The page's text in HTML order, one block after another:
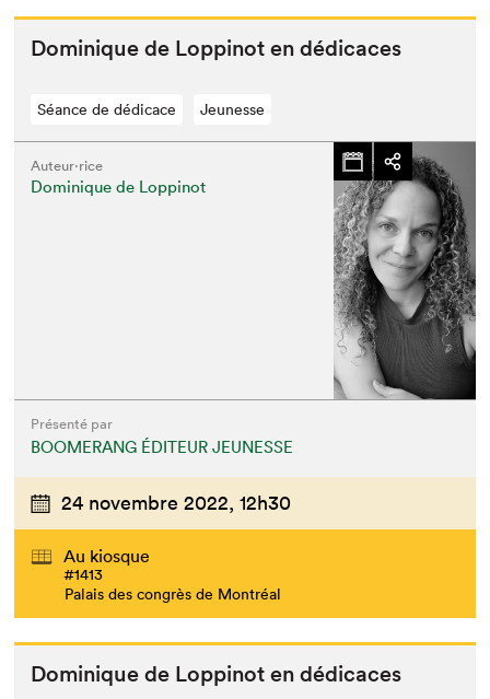
Dominique de Lop­pinot en dédicaces
Séance de dédicace Jeunesse
Auteur·rice
Dominique de Loppinot
Présenté par
BOOMERANG ÉDITEUR JEUNESSE
24 novembre 2022, 12h30
Au kiosque
#1413
Palais des congrès de Montréal
Dominique de Lop­pinot en dédicaces